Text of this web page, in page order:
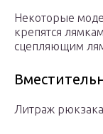
Некоторые
крепятся
сцепляющим
Литраж